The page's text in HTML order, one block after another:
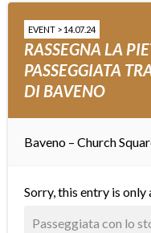
EVENT > 14.07.24
RASSEGNA LA
PASSEGGIATA
DI BAVENO
Baveno – Church
Sorry, this entry is only
Passeggiata con lo